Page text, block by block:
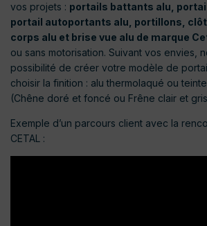
vos projets : portails battants alu,
portail autoportants alu, portillons,
corps alu et brise vue alu de marque
ou sans motorisation. Suivant vos envies,
possibilité de créer votre modèle de
choisir la finition : alu thermolaqué ou
(Chêne doré et foncé ou Frêne clair et
Exemple d’un parcours client avec la
CETAL :